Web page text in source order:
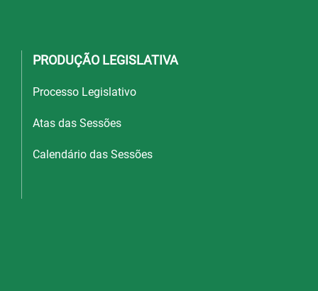
PRODUÇÃO LEGISLATIVA
Processo Legislativo
Atas das Sessões
Calendário das Sessões